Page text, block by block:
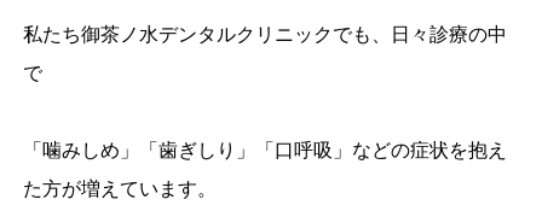
私たち御茶ノ水デンタルクリニックでも、日々診療の中
で
「噛みしめ」「歯ぎしり」「口呼吸」などの症状を抱え
た方が増えています。